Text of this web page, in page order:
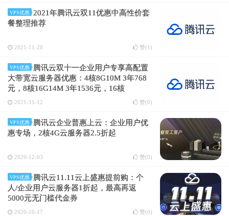
VPS优惠
2021年腾讯云双11优惠中高性价套
餐整理推荐
2021-11-20 赞(1 )
VPS优惠
腾讯云双十一企业用户专享高配置
大带宽云服务器优惠：4核8G10M 3年768
元，8核16G14M 3年1536元，16核
32G18M 3年3560元
2021-11-12 赞(0)
VPS优惠
腾讯云企业普惠上云：企业用户优
惠专场，2核4G云服务器2.5折起
2020-12-03 赞(0)
VPS优惠
腾讯云11.11云上盛惠提前购：个
人/企业用户云服务器1折起，最高再返
5000元无门槛代金券
2020-10-17 赞(0)